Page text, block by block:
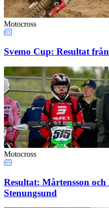
Motocross
Svemo Cup: Resultat
Motocross
Resultat: Mårtensson
Stenungsund